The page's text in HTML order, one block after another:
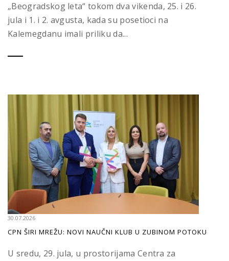
„Beogradskog leta“ tokom dva vikenda, 25. i 26.
jula i 1. i 2. avgusta, kada su posetioci na
Kalemegdanu imali priliku da...
30.07.2026
CPN ŠIRI MREŽU: NOVI NAUČNI KLUB U ZUBINOM POTOKU
U sredu, 29. jula, u prostorijama Centra za